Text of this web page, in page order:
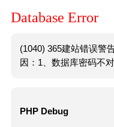
Database Error
(1040) 365建站错误警
因：1、数据库密码不
PHP Debug